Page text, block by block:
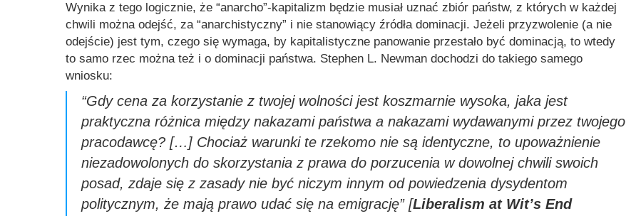
Wynika z tego logicznie, że “anarcho”-kapitalizm będzie musiał uznać zbiór państw, z których w każdej
chwili można odejść, za “anarchistyczny” i nie stanowiący źródła dominacji. Jeżeli przyzwolenie (a nie
odejście) jest tym, czego się wymaga, by kapitalistyczne panowanie przestało być dominacją, to wtedy
to samo rzec można też i o dominacji państwa. Stephen L. Newman dochodzi do takiego samego
wniosku:
“Gdy cena za korzystanie z twojej wolności jest koszmarnie wysoka, jaka jest
praktyczna różnica między nakazami państwa a nakazami wydawanymi przez twojego
pracodawcę? […] Chociaż warunki te rzekomo nie są identyczne, to upoważnienie
niezadowolonych do skorzystania z prawa do porzucenia w dowolnej chwili swoich
posad, zdaje się z zasady nie być niczym innym od powiedzenia dysydentom
politycznym, że mają prawo udać się na emigrację”[Liberalism at Wit’s End